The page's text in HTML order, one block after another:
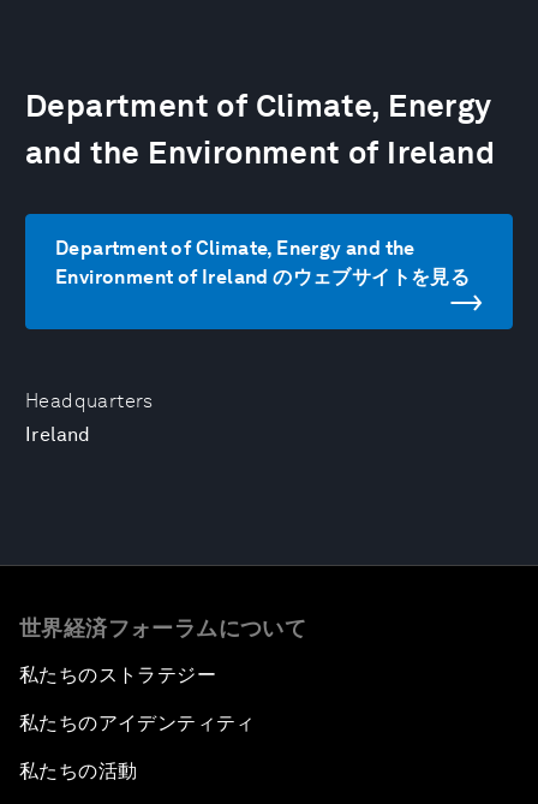
Headquarters
Ireland
Department of Climate, Energy
and the Environment of Ireland
Department of Climate, Energy and the
Environment of Ireland のウェブサイトを見る
世界経済フォーラムについて
私たちのストラテジー
私たちのアイデンティティ
私たちの活動